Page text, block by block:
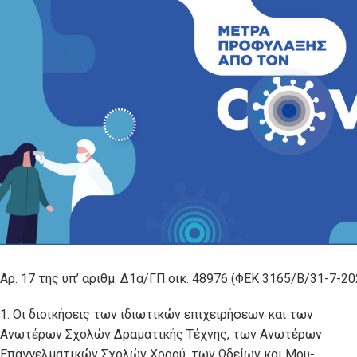
Αρ. 17 της υπ’ αριθμ. Δ1α/ΓΠ.οικ. 48976 (ΦΕΚ 3165/Β/31-7-
1. Οι διοικήσεις των ιδιωτικών επιχειρήσεων και των
Ανωτέρων Σχολών Δραματικής Τέχνης, των Ανωτέρων